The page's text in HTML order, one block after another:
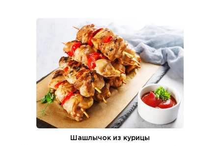
Шашлычок из курицы